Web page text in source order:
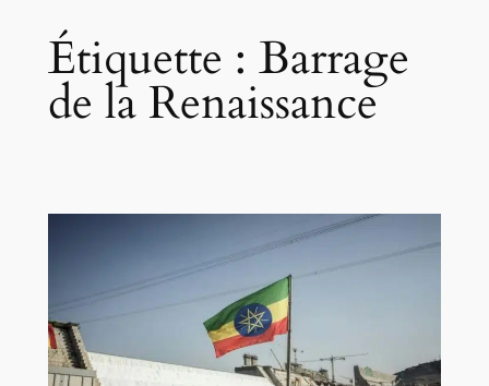
Étiquette : Barrage
de la Renaissance